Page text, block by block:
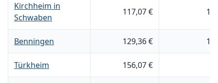
Kirchheim in
Schwaben
117,07 €
Benningen 129,36 €
Türkheim 156,07 €